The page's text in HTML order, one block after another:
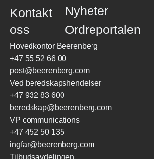
Kontakt
oss
Nyheter
Ordreportalen
Hovedkontor Beerenberg
+47 55 52 66 00
post@beerenberg.com
Ved beredskapshendelser
+47 932 83 600
beredskap@beerenberg.com
VP communications
+47 452 50 135
ingfar@beerenberg.com
Tilbudsavdelingen